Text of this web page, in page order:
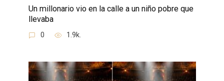
Un millonario vio en la calle a un niño pobre que
llevaba
0 1.9k.